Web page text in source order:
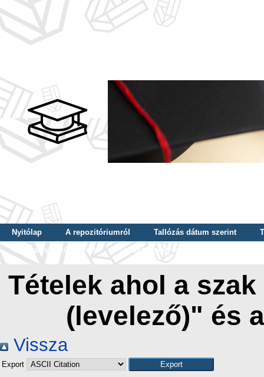
Nyitólap A repozitóriumról Tallózás dátum szerint
Tallózás szerző szerint
Tallózás nyelv szerint
Tételek ahol a
(levelező)" és
Vissza
Export